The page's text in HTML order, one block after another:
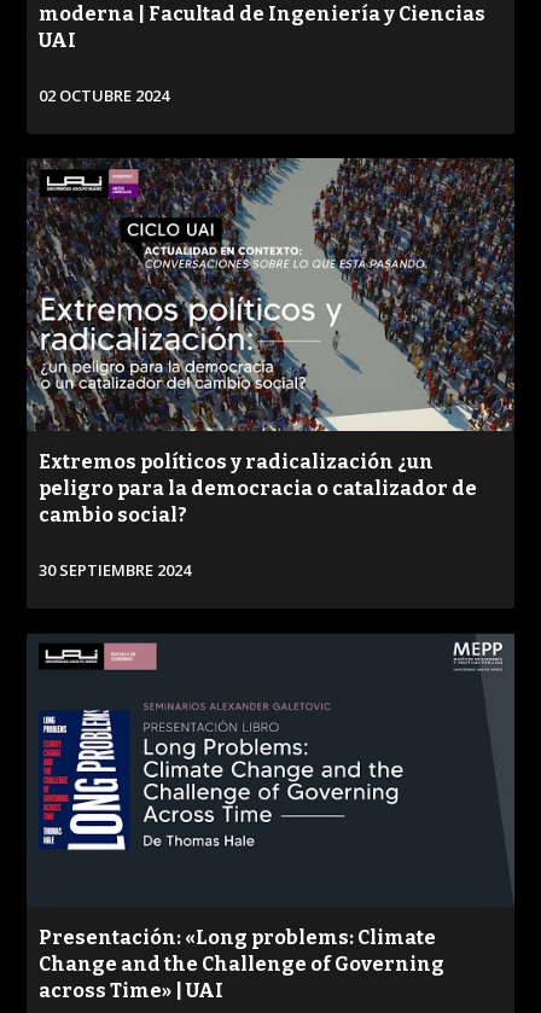
moderna | Facultad de Ingeniería y Ciencias
UAI
02 OCTUBRE 2024
VER
Extremos políticos y radicalización ¿un
peligro para la democracia o catalizador de
cambio social?
30 SEPTIEMBRE 2024
VER
Presentación: «Long problems: Climate
Change and the Challenge of Governing
across Time» | UAI